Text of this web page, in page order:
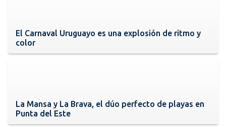
El Carnaval Uruguayo es una explosión de ritmo y
color
La Mansa y La Brava, el dúo perfecto de playas en
Punta del Este